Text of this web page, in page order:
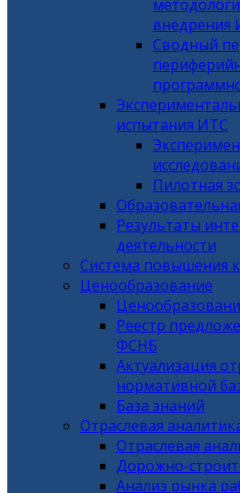
внедрения
Сводный
испытания ИТС
Пилотная
Результаты
деятельности
Система повышения
Ценообразование
Реестр
ФСНБ
Актуализация
нормативной
База знаний
Отраслевая
Отраслевая
Дорожно-
Анализ рынка